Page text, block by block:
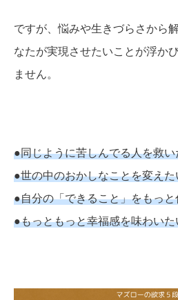
ですが、悩みや生きづらさから
なたが実現させたいことが浮か
ません。
●同じように苦しんでる人を救い
●世の中のおかしなことを変えた
●自分の「できること」をもっ
●もっともっと幸福感を味わいた